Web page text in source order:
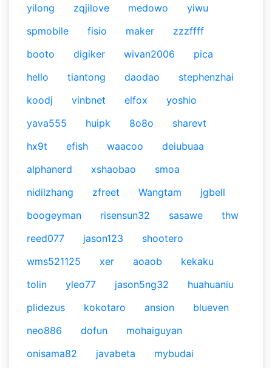
yilong
zqjilove medowo
yiwu
spmobile
fisio maker
zzzffff
booto
digiker wivan2006
pica
hello
tiantong daodao
stephenzhai
koodj
vinbnet elfox
yoshio
yava555
huipk 8o8o
sharevt
hx9t
efish waacoo
deiubuaa
alphanerd
xshaobao
smoa
nidilzhang
zfreet Wangtam
jgbell
boogeyman
risensun32 sasawe
thw
reed077
jason123
shootero
wms521125
xer aoaob
kekaku
tolin
yleo77 jason5ng32
huahuaniu
plidezus
kokotaro ansion
blueven
neo886
dofun
mohaiguyan
onisama82
javabeta mybudai